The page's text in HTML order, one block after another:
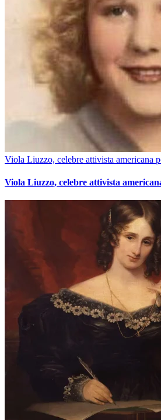
Viola Liuzzo, celebre attivista americana
Viola Liuzzo, celebre attivista